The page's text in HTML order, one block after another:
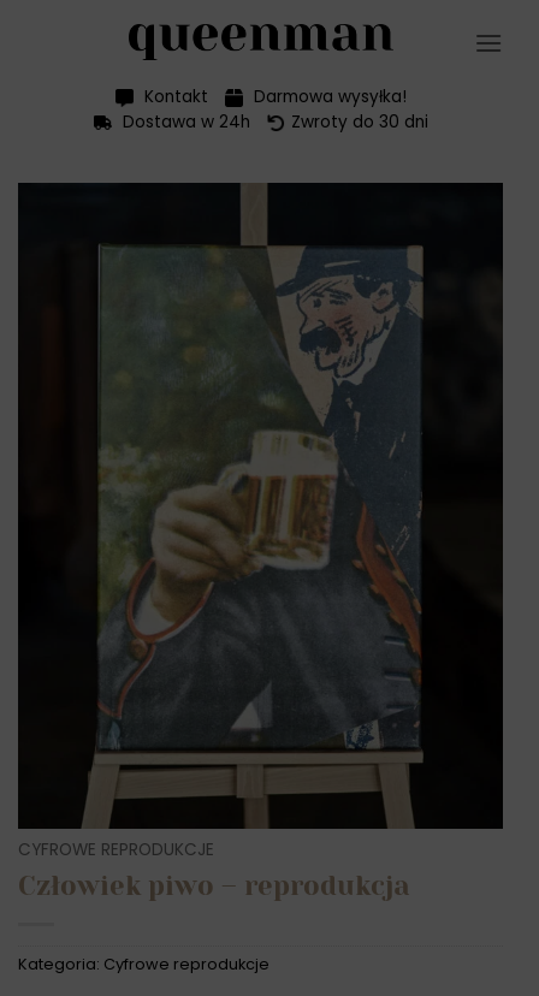
Kontakt
Darmowa wysyłka!
Dostawa w 24h
Zwroty do 30 dni
CYFROWE REPRODUKCJE
Człowiek piwo – reprodukcja
Kategoria: Cyfrowe reprodukcje